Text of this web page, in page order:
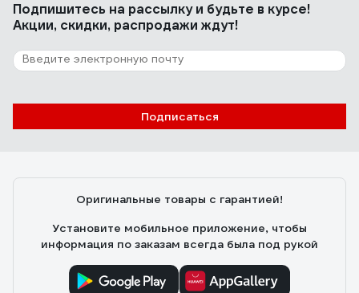
Подпишитесь на рассылкуи будьте в курсе!
Акции, скидки, распродажи ждут!
Подписаться
Оригинальные товары с гарантией!
Установите мобильное приложение, чтобы
информация по заказам всегда была под рукой